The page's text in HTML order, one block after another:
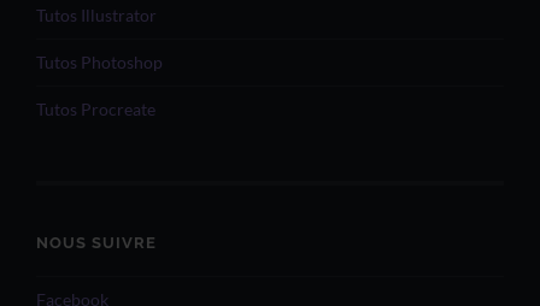
Tutos Illustrator
Tutos Photoshop
Tutos Procreate
NOUS SUIVRE
Facebook